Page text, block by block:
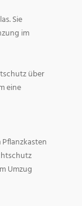
Sie
im
über
eine
Umzug